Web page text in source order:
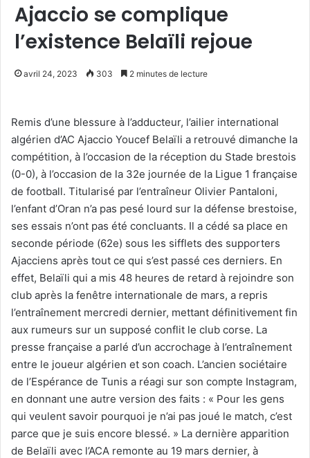
Ajaccio se complique
l’existence Belaïli rejoue
avril 24, 2023 303 2 minutes de lecture
Remis d’une blessure à l’adducteur, l’ailier international
algérien d’AC Ajaccio Youcef Belaïli a retrouvé dimanche la
compétition, à l’occasion de la réception du Stade brestois
(0-0), à l’occasion de la 32e journée de la Ligue 1 française
de football. Titularisé par l’entraîneur Olivier Pantaloni,
l’enfant d’Oran n’a pas pesé lourd sur la défense brestoise,
ses essais n’ont pas été concluants. Il a cédé sa place en
seconde période (62e) sous les sifflets des supporters
Ajacciens après tout ce qui s’est passé ces derniers. En
effet, Belaïli qui a mis 48 heures de retard à rejoindre son
club après la fenêtre internationale de mars, a repris
l’entraînement mercredi dernier, mettant définitivement fin
aux rumeurs sur un supposé conflit le club corse. La
presse française a parlé d’un accrochage à l’entraînement
entre le joueur algérien et son coach. L’ancien sociétaire
de l’Espérance de Tunis a réagi sur son compte Instagram,
en donnant une autre version des faits : « Pour les gens
qui veulent savoir pourquoi je n’ai pas joué le match, c’est
parce que je suis encore blessé. » La dernière apparition
de Belaïli avec l’ACA remonte au 19 mars dernier, à